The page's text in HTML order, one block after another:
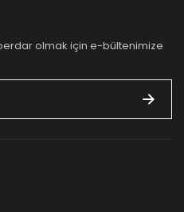
olmak için e-bültenimize